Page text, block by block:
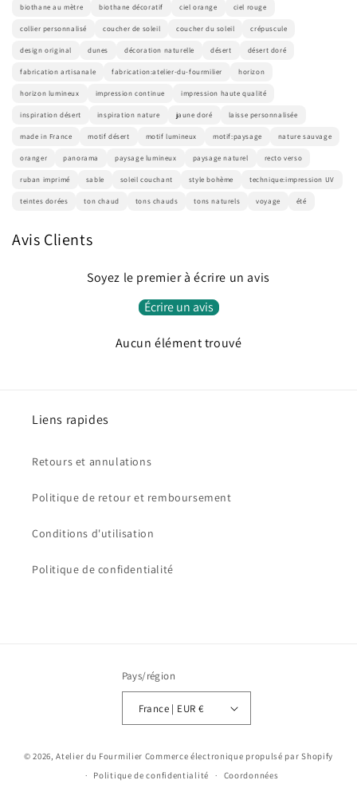
biothane au mètre biothane décoratif ciel orange ciel rouge
collier personnalisé coucher de soleil coucher du soleil crépuscule
design original dunes décoration naturelle désert désert doré
fabrication artisanale fabrication:atelier-du-fourmilier horizon
horizon lumineux impression continue impression haute qualité
inspiration désert inspiration nature jaune doré laisse personnalisée
made in France motif désert motif lumineux motif:paysage nature sauvage
oranger panorama paysage lumineux paysage naturel recto verso
ruban imprimé sable soleil couchant style bohème technique:impression UV
teintes dorées ton chaud tons chauds tons naturels voyage été
Avis Clients
Soyez le premier à écrire un avis
Écrire un avis
Aucun élément trouvé
Liens rapides
Retours et annulations
Politique de retour et remboursement
Conditions d'utilisation
Politique de confidentialité
Pays/région
France | EUR €
© 2026,Atelier du Fourmilier Commerce électronique propulsé par Shopify
Politique de confidentialité
Coordonnées